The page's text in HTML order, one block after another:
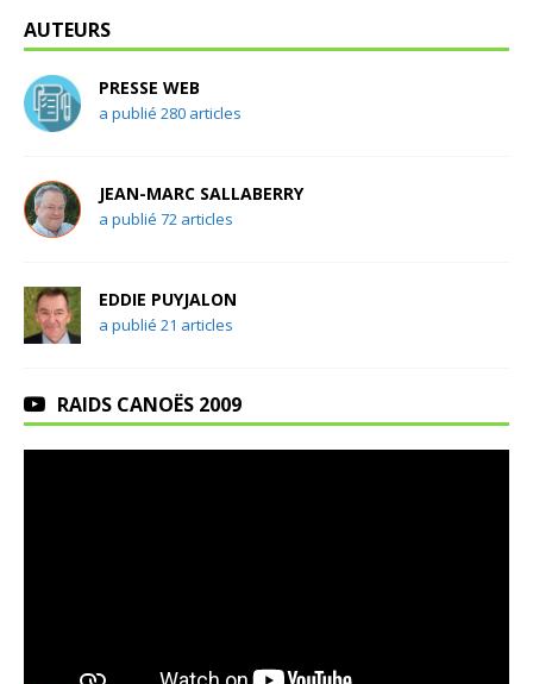
AUTEURS
PRESSE WEB
a publié 280 articles
JEAN-MARC SALLABERRY
a publié 72 articles
EDDIE PUYJALON
a publié 21 articles
RAIDS CANOËS 2009